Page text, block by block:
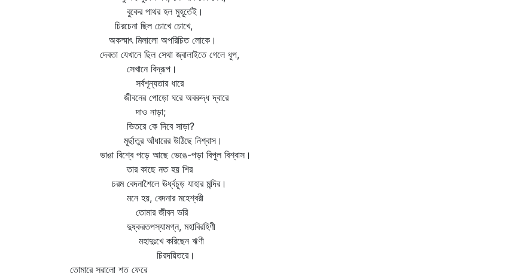
বুকের পাথর হল মুহূর্তেই।
চিরচেনা ছিল চোখে চোখে,
অকস্মাৎ মিলালো অপরিচিত লোকে।
দেবতা যেখানে ছিল সেথা জ্বালাইতে গেলে ধূপ,
সেখানে বিদ্রূপ।
সর্বশূন্যতার ধারে
জীবনের পোড়ো ঘরে অবরুদ্ধ দ্বারে
দাও নাড়া;
ভিতরে কে দিবে সাড়া?
মূর্ছাতুর আঁধারের উঠিছে নিশ্বাস।
ভাঙা বিশ্বে পড়ে আছে ভেঙে-পড়া বিপুল বিশ্বাস।
তার কাছে নত হয় শির
চরম বেদনাশৈলে ঊর্ধ্বচূড় যাহার মন্দির।
মনে হয়, বেদনার মহেশ্বরী
তোমার জীবন ভরি
দুষ্করতপস্যামগ্ন, মহাবিরহিণী
মহাদুঃখে করিছেন ঋণী
চিরদয়িতরে।
তোমারে সরালো শত ফেরে